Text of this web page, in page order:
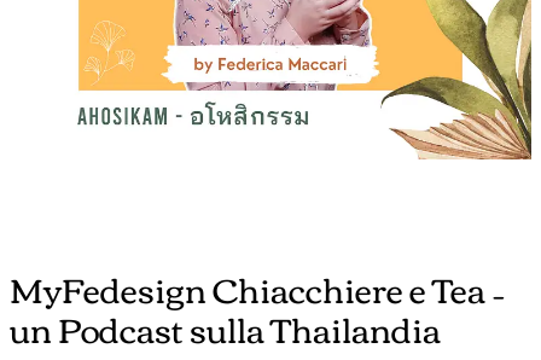
MyFedesign Chiacchiere e Tea –
un Podcast sulla Thailandia